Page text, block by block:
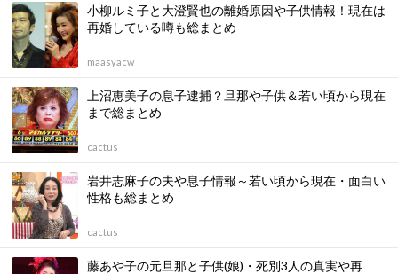
小柳ルミ子と大澄賢也の離婚原因や子供情報！現在は
再婚している噂も総まとめ
maasyacw
上沼恵美子の息子逮捕？旦那や子供＆若い頃から現在
まで総まとめ
cactus
岩井志麻子の夫や息子情報～若い頃から現在・面白い
性格も総まとめ
cactus
藤あや子の元旦那と子供(娘)・死別3人の真実や再